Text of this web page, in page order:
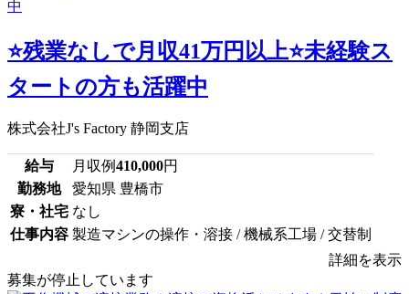
⭐残業なしで月収41万円以上⭐未経験ス
タートの方も活躍中
株式会社J's Factory 静岡支店
給与 月収例410,000円
勤務地
愛知県 豊橋市
寮・社宅 なし
仕事内容 製造マシンの操作・溶接 / 機械系工場 / 交替制
詳細を表示
募集が停止しています